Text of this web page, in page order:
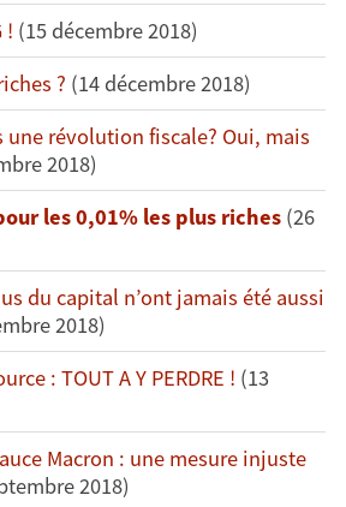
! (15 décembre 2018)
? (14 décembre 2018)
une révolution fiscale? Oui, mais
2018)
les 0,01% les plus riches (26
du capital n’ont jamais été aussi
2018)
: TOUT A Y PERDRE ! (13
Macron : une mesure injuste
2018)